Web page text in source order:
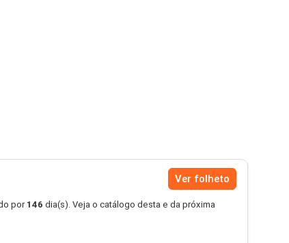
Ver folheto
por146 dia(s). Veja o catálogo desta e da próxima